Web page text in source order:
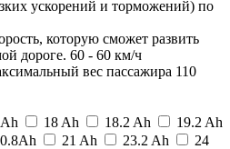
ускорений и торможений) по
которую сможет развить
дороге. 60 - 60 км/ч
вес пассажира 110
18 Ah 18.2 Ah
19.2 Ah
21 Ah 23.2 Ah
24